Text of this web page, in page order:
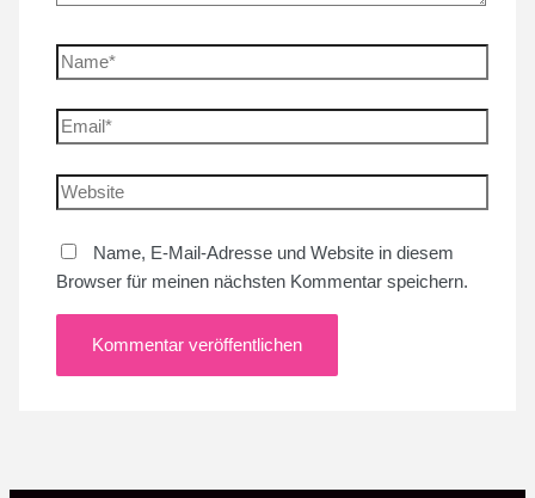
Name*
Email*
Website
Name, E-Mail-Adresse und Website in diesem
Browser für meinen nächsten Kommentar speichern.